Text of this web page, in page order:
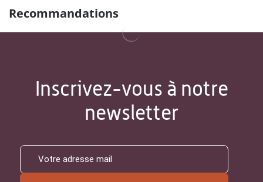
Recommandations
Inscrivez-vous à notre
newsletter